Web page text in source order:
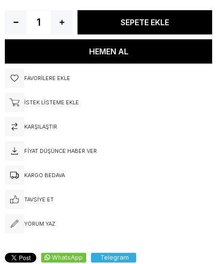
FAVORILERE EKLE
İSTEK LISTEME EKLE
KARŞILAŞTIR
FIYAT DÜŞÜNCE HABER VER
KARGO BEDAVA
TAVSIYE ET
YORUM YAZ
WhatsApp Telegram